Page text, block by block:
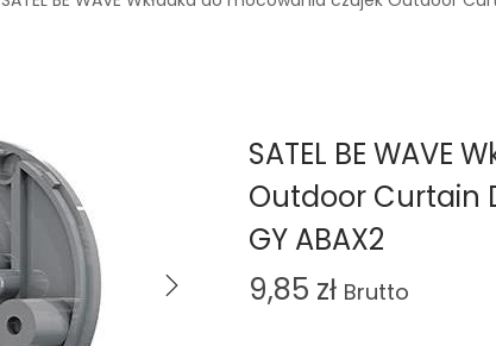
SATEL BE WAVE
Outdoor Curtain
GY ABAX2
9,85 zł Brutto